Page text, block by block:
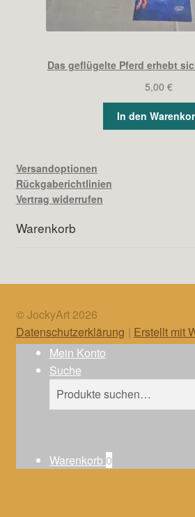
Das geflügelte Pferd erhebt
5,00 €
In den
Versandoptionen
Rückgaberichtlinien
Vertrag widerrufen
Warenkorb
© JockyArt 2026
Datenschutzerklärung
Erstellt mit
Mein Konto
Suche
Suche
nach:
Suche
Warenkorb 0